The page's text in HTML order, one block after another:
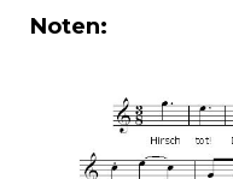
Noten: